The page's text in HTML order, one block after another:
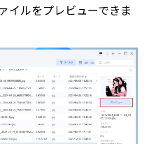
イルをプレビューできま